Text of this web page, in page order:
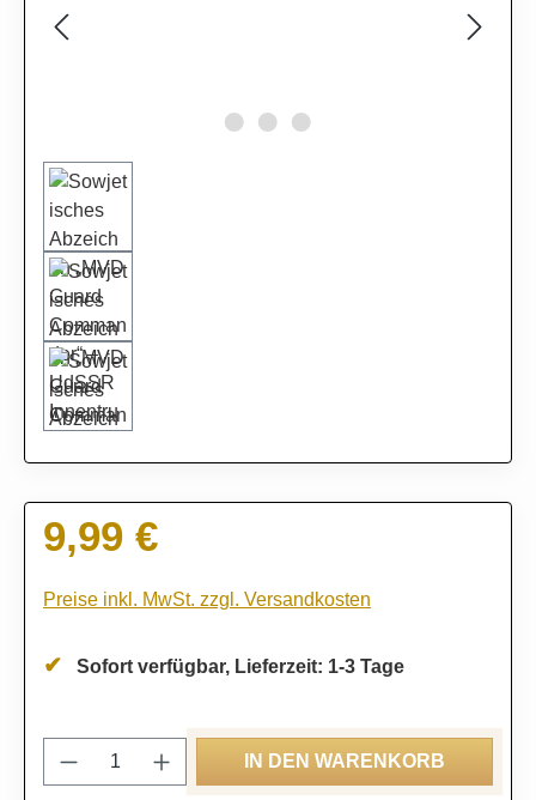
Regulärer Preis:
9,99 €
Preise inkl. MwSt. zzgl. Versandkosten
Sofort verfügbar, Lieferzeit: 1-3 Tage
Produkt Anzahl: Gib den gewünschten
IN DEN WARENKORB